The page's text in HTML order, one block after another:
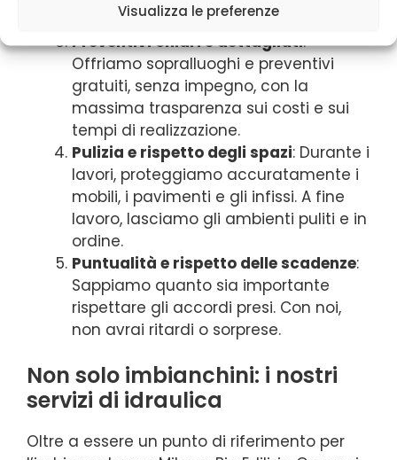
Visualizza le preferenze
l’ambiente.
Preventivi chiari e dettagliati:
Offriamo sopralluoghi e preventivi
gratuiti, senza impegno, con la
massima trasparenza sui costi e sui
tempi di realizzazione.
Pulizia e rispetto degli spazi: Durante i
lavori, proteggiamo accuratamente i
mobili, i pavimenti e gli infissi. A fine
lavoro, lasciamo gli ambienti puliti e in
ordine.
Puntualità e rispetto delle scadenze:
Sappiamo quanto sia importante
rispettare gli accordi presi. Con noi,
non avrai ritardi o sorprese.
Non solo imbianchini: i nostri
servizi di idraulica
Oltre a essere un punto di riferimento per